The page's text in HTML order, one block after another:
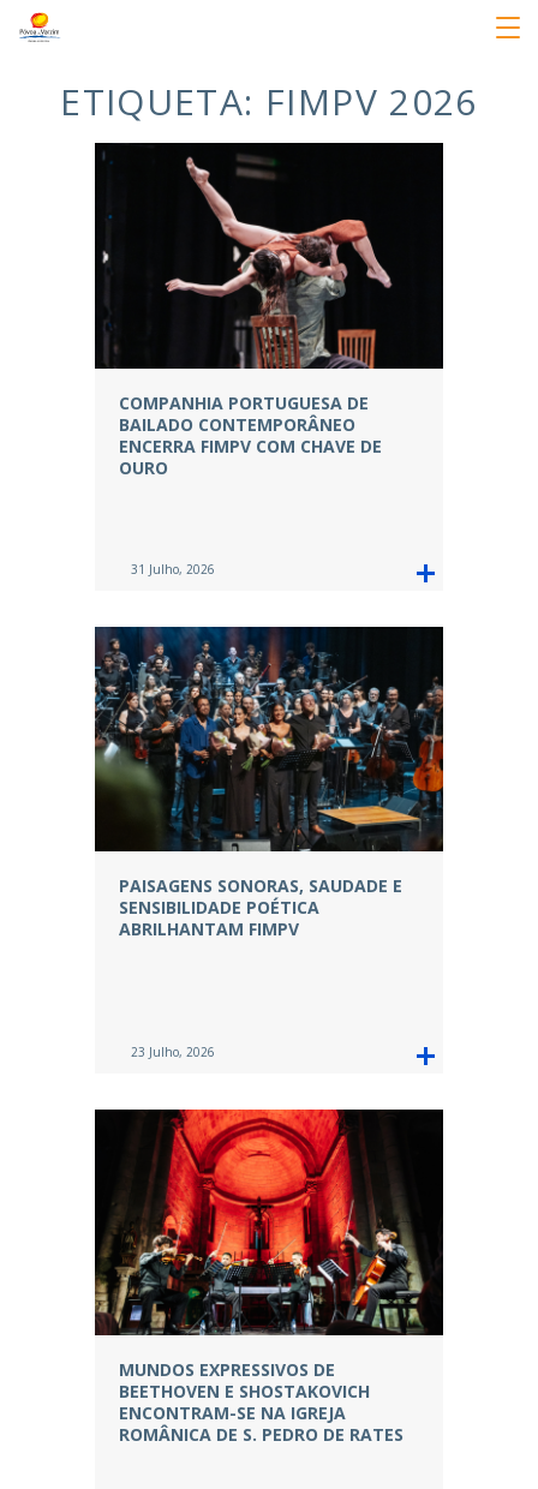
ETIQUETA: FIMPV 2026
COMPANHIA PORTUGUESA DE
BAILADO CONTEMPORÂNEO
ENCERRA FIMPV COM CHAVE DE
OURO
31 Julho, 2026
PAISAGENS SONORAS, SAUDADE E
SENSIBILIDADE POÉTICA
ABRILHANTAM FIMPV
23 Julho, 2026
MUNDOS EXPRESSIVOS DE
BEETHOVEN E SHOSTAKOVICH
ENCONTRAM-SE NA IGREJA
ROMÂNICA DE S. PEDRO DE RATES